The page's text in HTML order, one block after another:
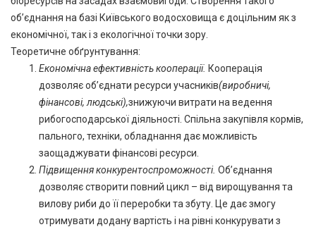
об’єднання на базі Київського водосховища є доцільним як з
економічної, так і з екологічної точки зору.
Теоретичне обґрунтування:
Економічна ефективність кооперації. Кооперація
дозволяє об’єднати ресурси учасників(виробничі,
фінансові, людські),знижуючи витрати на ведення
рибогосподарської діяльності. Спільна закупівля кормів,
пального, техніки, обладнання дає можливість
заощаджувати фінансові ресурси.
Підвищення конкурентоспроможності. Об’єднання
дозволяє створити повний цикл – від вирощування та
вилову риби до її переробки та збуту. Це дає змогу
отримувати додану вартість і на рівні конкурувати з